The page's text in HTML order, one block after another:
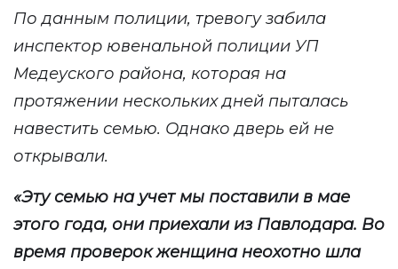
По данным полиции, тревогу забила
инспектор ювенальной полиции УП
Медеуского района, которая на
протяжении нескольких дней пыталась
навестить семью. Однако дверь ей не
открывали.
«Эту семью на учет мы поставили в мае
этого года, они приехали из Павлодара. Во
время проверок женщина неохотно шла